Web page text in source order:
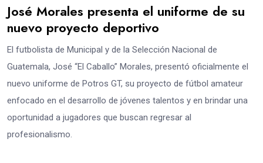
José Morales presenta el uniforme de su
nuevo proyecto deportivo
El futbolista de Municipal y de la Selección Nacional de
Guatemala, José “El Caballo” Morales, presentó oficialmente el
nuevo uniforme de Potros GT, su proyecto de fútbol amateur
enfocado en el desarrollo de jóvenes talentos y en brindar una
oportunidad a jugadores que buscan regresar al
profesionalismo.